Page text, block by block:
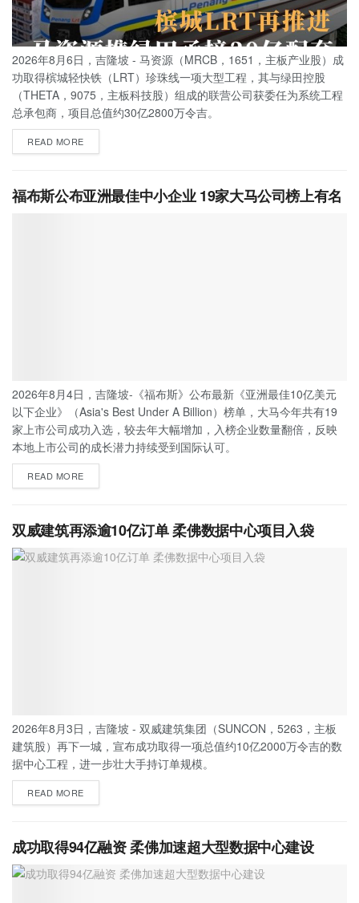
2026年8月6日，吉隆坡 - 马资源（MRCB，1651，主板产业股）成
功取得槟城轻快铁（LRT）珍珠线一项大型工程，其与绿田控股
（THETA，9075，主板科技股）组成的联营公司获委任为系统工程
总承包商，项目总值约30亿2800万令吉。
READ MORE
福布斯公布亚洲最佳中小企业 19家大马公司榜上有名
2026年8月4日，吉隆坡-《福布斯》公布最新《亚洲最佳10亿美元
以下企业》（Asia's Best Under A Billion）榜单，大马今年共有19
家上市公司成功入选，较去年大幅增加，入榜企业数量翻倍，反映
本地上市公司的成长潜力持续受到国际认可。
READ MORE
双威建筑再添逾10亿订单 柔佛数据中心项目入袋
2026年8月3日，吉隆坡 - 双威建筑集团（SUNCON，5263，主板
建筑股）再下一城，宣布成功取得一项总值约10亿2000万令吉的数
据中心工程，进一步壮大手持订单规模。
READ MORE
成功取得94亿融资 柔佛加速超大型数据中心建设